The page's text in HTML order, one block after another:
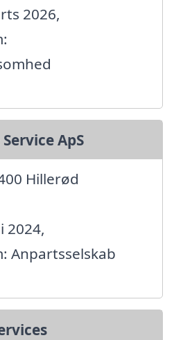
2026,
ApS
Hillerød
2024,
Anpartsselskab